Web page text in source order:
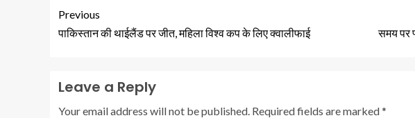
Previous
पाकिस्तान की थाईलैंड पर जीत, महिला विश्व कप के लिए क्वालीफाई
समय पर
Leave a Reply
Your email address will not be published. Required fields are marked*